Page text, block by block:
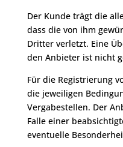
Der Kunde trägt die
dass die von ihm
Dritter verletzt. Eine
den Anbieter ist nicht
Für die Registrierung
die jeweiligen
Vergabestellen. Der
Falle einer
eventuelle